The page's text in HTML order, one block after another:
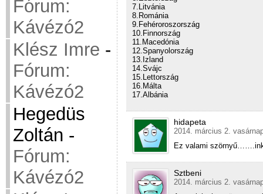
Fórum:
Kávézó2
Klész Imre -
Fórum:
Kávézó2
Hegedüs
Zoltán -
Fórum:
Kávézó2
7.Litvánia
8.Románia
9.Fehéroroszország
10.Finnország
11.Macedónia
12.Spanyolország
13.Izland
14.Svájc
15.Lettország
16.Málta
17.Albánia
hidapeta
2014. március 2.
Ez valami
Sztbeni
2014. március 2.